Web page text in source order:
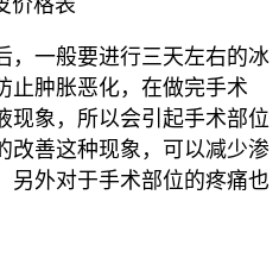
一般要进行三天左右的冰
止肿胀恶化，在做完手术
现象，所以会引起手术部位
改善这种现象，可以减少渗
另外对于手术部位的疼痛也